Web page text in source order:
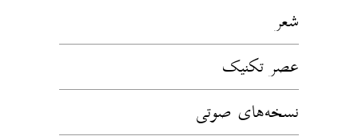
شعر
عصر تکنیک
نسخه‌های صوتی